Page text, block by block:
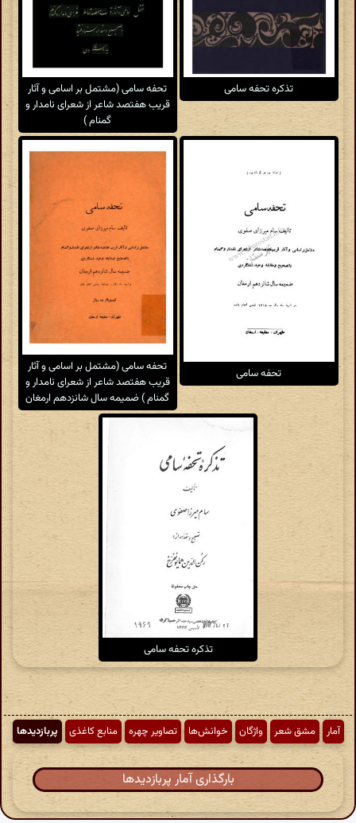
تذکره تحفه سامی
تحفه سامی (مشتمل بر اسامی و آثار
قریب هفتصد شاعر از شعرای نامدار و
گمنام )
تحفه سامی
تحفه سامی (مشتمل بر اسامی و آثار
قریب هفتصد شاعر از شعرای نامدار و
گمنام ) ضمیمه سال شانزدهم ارمغان
تذکره تحفه سامی
آمار مشق شعر واژگان خوانش‌ها تصاویر چهره منابع کاغذی پربازدیدها
بارگذاری آمار پربازدیدها